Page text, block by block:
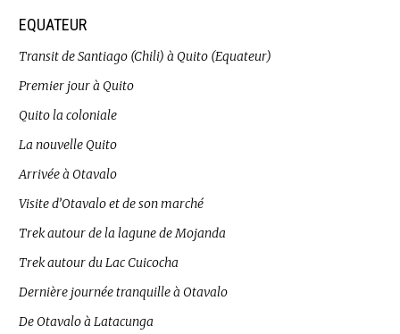
EQUATEUR
Transit de Santiago (Chili) à Quito (Equateur)
Premier jour à Quito
Quito la coloniale
La nouvelle Quito
Arrivée à Otavalo
Visite d’Otavalo et de son marché
Trek autour de la lagune de Mojanda
Trek autour du Lac Cuicocha
Dernière journée tranquille à Otavalo
De Otavalo à Latacunga